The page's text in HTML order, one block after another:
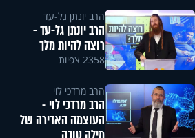
הרב יונתן גל-עד
הרב יונתן גל-עד -
רוצה להיות מלך
2358 צפיות
הרב מרדכי לוי
הרב מרדכי לוי -
העוצמה האדירה של